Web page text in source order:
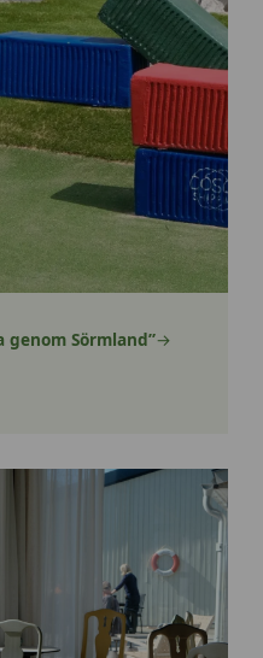
genom Sörmland”→